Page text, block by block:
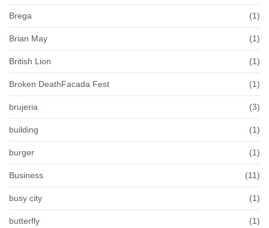
Brega (1)
Brian May (1)
British Lion (1)
Broken DeathFacada Fest (1)
brujeria (3)
building (1)
burger (1)
Business (11)
busy city (1)
butterfly (1)